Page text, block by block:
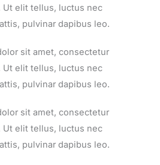
elit tellus, luctus nec
pulvinar dapibus leo.
sit amet, consectetur
elit tellus, luctus nec
pulvinar dapibus leo.
sit amet, consectetur
elit tellus, luctus nec
pulvinar dapibus leo.